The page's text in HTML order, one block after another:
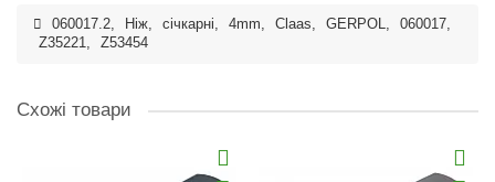
060017.2, Ніж, січкарні, 4mm, Claas, GERPOL, 060017,
Z35221, Z53454
Схожі товари